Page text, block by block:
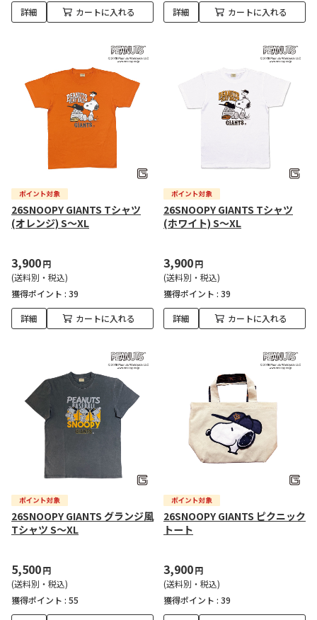
詳細 カートに入れる 詳細 カートに入れる
26SNOOPY GIANTS Tシャツ
(オレンジ) S～XL
3,900円
(送料別・税込)
獲得ポイント : 39
詳細 カートに入れる
26SNOOPY GIANTS Tシャツ
(ホワイト) S～XL
3,900円
(送料別・税込)
獲得ポイント : 39
詳細 カートに入れる
26SNOOPY GIANTS グランジ風
Tシャツ S～XL
5,500円
(送料別・税込)
獲得ポイント : 55
26SNOOPY GIANTS ピクニック
トート
3,900円
(送料別・税込)
獲得ポイント : 39